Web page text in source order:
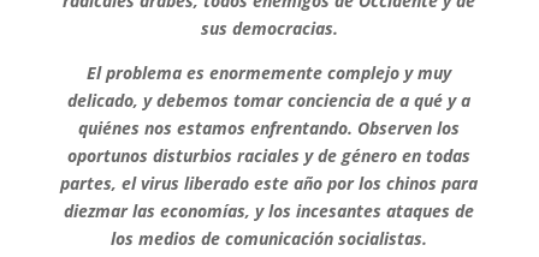
sus democracias.
El problema es enormemente complejo y muy
delicado, y debemos tomar conciencia de a qué y a
quiénes nos estamos enfrentando. Observen los
oportunos disturbios raciales y de género en todas
partes, el virus liberado este año por los chinos para
diezmar las economías, y los incesantes ataques de
los medios de comunicación socialistas.